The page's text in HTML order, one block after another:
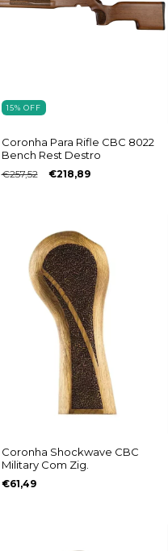
15% OFF
Coronha Para Rifle CBC 8022
Bench Rest Destro
€257,52 €218,89
Coronha Shockwave CBC
Military Com Zig.
€61,49